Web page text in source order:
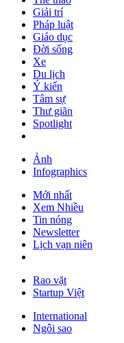
Giải trí
Pháp luật
Giáo dục
Đời sống
Xe
Du lịch
Ý kiến
Tâm sự
Thư giãn
Spotlight
Ảnh
Infographics
Mới nhất
Xem Nhiều
Tin nóng
Newsletter
Lịch vạn niên
Rao vặt
Startup Việt
International
Ngôi sao